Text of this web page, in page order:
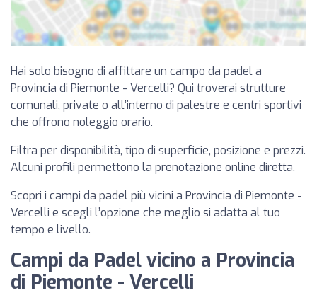
Hai solo bisogno di affittare un campo da padel a
Provincia di Piemonte - Vercelli? Qui troverai strutture
comunali, private o all’interno di palestre e centri sportivi
che offrono noleggio orario.
Filtra per disponibilità, tipo di superficie, posizione e prezzi.
Alcuni profili permettono la prenotazione online diretta.
Scopri i campi da padel più vicini a Provincia di Piemonte -
Vercelli e scegli l’opzione che meglio si adatta al tuo
tempo e livello.
Campi da Padel vicino a Provincia
di Piemonte - Vercelli